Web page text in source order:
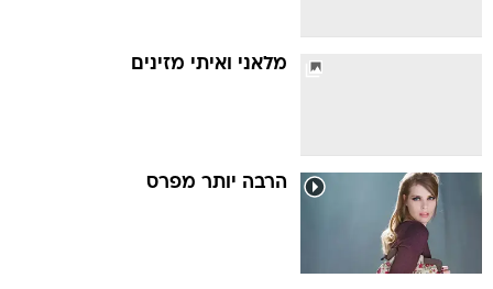
מלאני ואיתי מזינים
הרבה יותר מפרס